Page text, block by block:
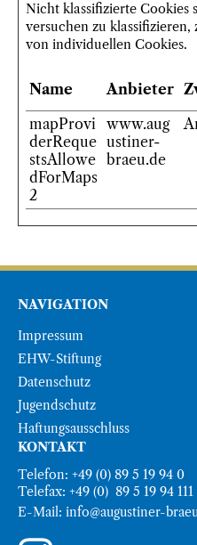
Nicht klassifizierte Cookies
versuchen zu
von individuellen Cookies.
Name Anbieter
mapProvi
derReque
stsAllowe
dForMaps
2
www.aug
ustiner-
braeu.de
NAVIGATION
Impressum
EHW-Stiftung
Datenschutz
Jugendschutz
Haftungsausschluss
KONTAKT
Telefon: +49 (0) 89 5 19 94 0
Telefax: +49 (0) 89 5 19 94 111
E-Mail: info@augustiner-